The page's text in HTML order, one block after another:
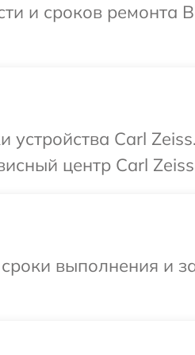
и сроков ремонта
Carl
центр Carl
выполнения и